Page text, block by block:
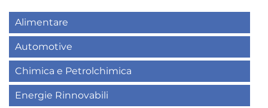
Alimentare
Automotive
Chimica e Petrolchimica
Energie Rinnovabili